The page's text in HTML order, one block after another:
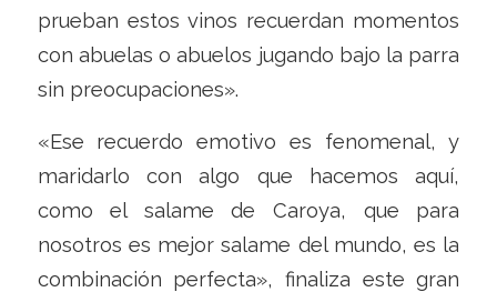
prueban estos vinos recuerdan momentos
con abuelas o abuelos jugando bajo la parra
sin preocupaciones».
«Ese recuerdo emotivo es fenomenal, y
maridarlo con algo que hacemos aquí,
como el salame de Caroya, que para
nosotros es mejor salame del mundo, es la
combinación perfecta», finaliza este gran